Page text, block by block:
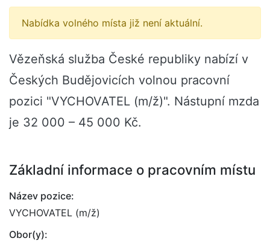
Nabídka volného místa již není aktuální.
Vězeňská služba České republiky nabízí v
Českých Budějovicích volnou pracovní
pozici "VYCHOVATEL (m/ž)". Nástupní mzda
je 32 000 – 45 000 Kč.
Základní informace o pracovním místu
Název pozice:
VYCHOVATEL (m/ž)
Obor(y):